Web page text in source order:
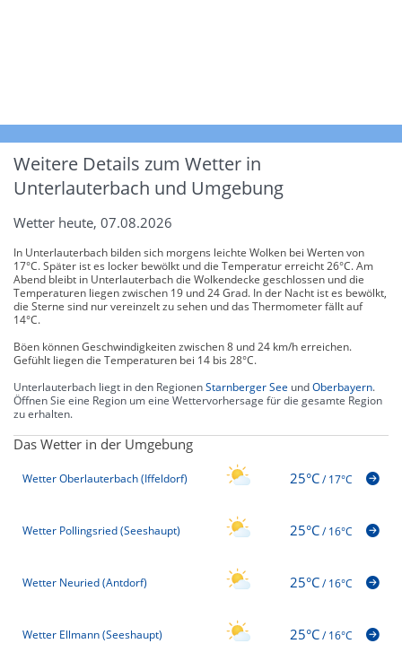
Weitere Details zum Wetter in
Unterlauterbach und Umgebung
Wetter heute, 07.08.2026
In Unterlauterbach bilden sich morgens leichte Wolken bei Werten von
17°C. Später ist es locker bewölkt und die Temperatur erreicht 26°C. Am
Abend bleibt in Unterlauterbach die Wolkendecke geschlossen und die
Temperaturen liegen zwischen 19 und 24 Grad. In der Nacht ist es bewölkt,
die Sterne sind nur vereinzelt zu sehen und das Thermometer fällt auf
14°C.
Böen können Geschwindigkeiten zwischen 8 und 24 km/h erreichen.
Gefühlt liegen die Temperaturen bei 14 bis 28°C.
Unterlauterbach liegt in den RegionenStarnberger See undOberbayern.
Öffnen Sie eine Region um eine Wettervorhersage für die gesamte Region
zu erhalten.
Das Wetter in der Umgebung
Wetter Oberlauterbach (Iffeldorf) 25°C/17°C
Wetter Pollingsried (Seeshaupt) 25°C/16°C
Wetter Neuried (Antdorf) 25°C/16°C
Wetter Ellmann (Seeshaupt) 25°C/16°C